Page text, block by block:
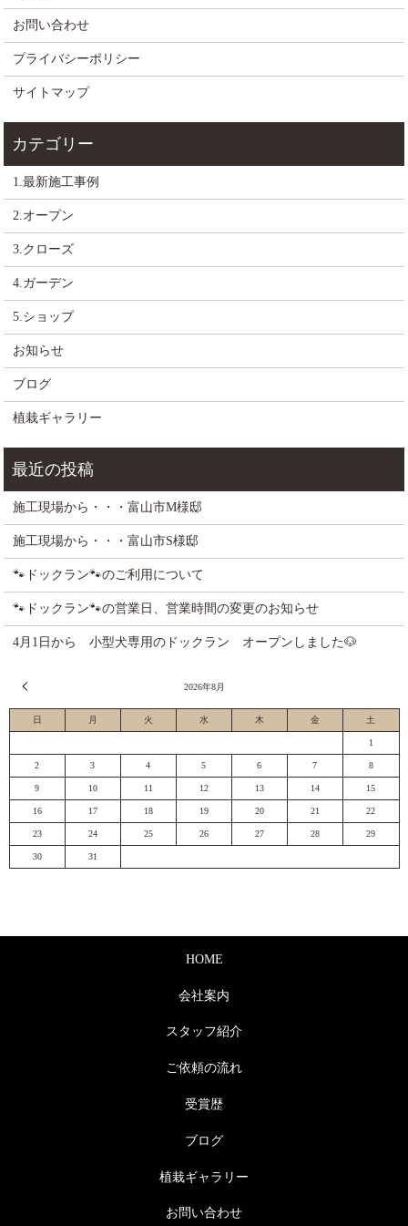
お問い合わせ
プライバシーポリシー
サイトマップ
1.最新施工事例
2.オープン
3.クローズ
4.ガーデン
5.ショップ
お知らせ
ブログ
植栽ギャラリー
施工現場から・・・富山市M様邸
施工現場から・・・富山市S様邸
🐾ドックラン🐾のご利用について
🐾ドックラン🐾の営業日、営業時間の変更のお知らせ
4月1日から 小型犬専用のドックラン オープンしました🐶
2026年8月
日 月 火 水 木 金 土
1
2 3 4 5 6 7 8
9 10 11 12 13 14 15
16 17 18 19 20 21 22
23 24 25 26 27 28 29
30 31
HOME
会社案内
スタッフ紹介
ご依頼の流れ
受賞歴
ブログ
植栽ギャラリー
お問い合わせ